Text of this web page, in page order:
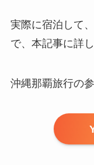
実際に宿泊して
で、本記事に詳
沖縄那覇旅行の